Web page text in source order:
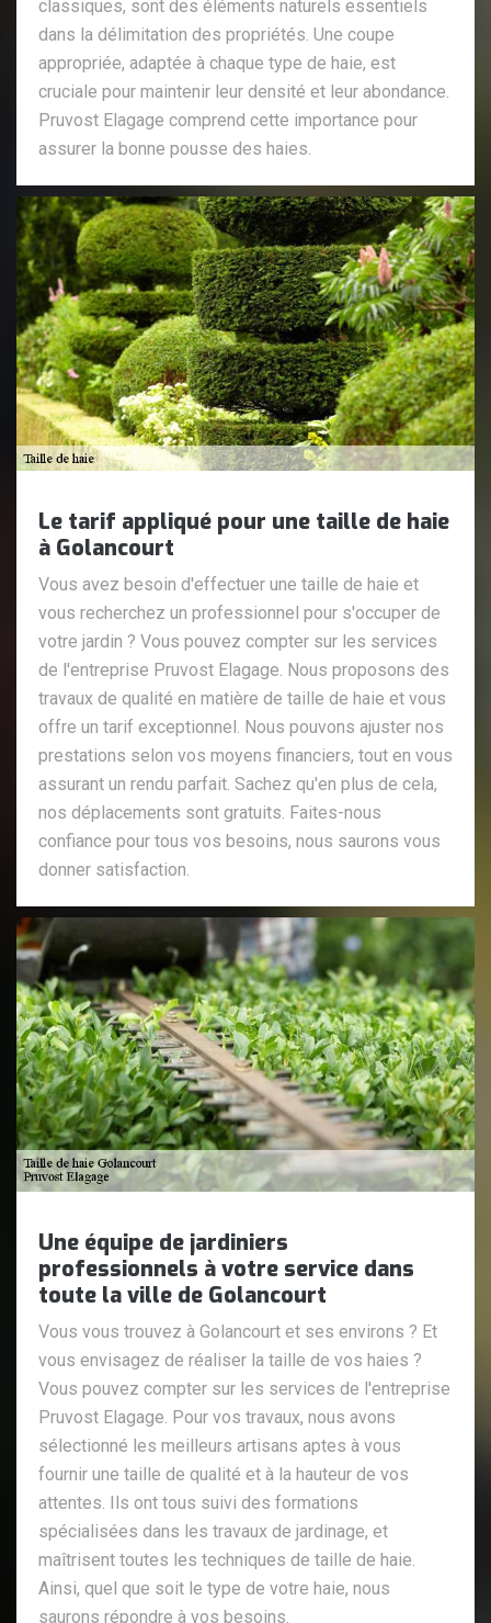
classiques, sont des éléments naturels essentiels
dans la délimitation des propriétés. Une coupe
appropriée, adaptée à chaque type de haie, est
cruciale pour maintenir leur densité et leur abondance.
Pruvost Elagage comprend cette importance pour
assurer la bonne pousse des haies.
Le tarif appliqué pour une taille de haie
à Golancourt
Vous avez besoin d'effectuer une taille de haie et
vous recherchez un professionnel pour s'occuper de
votre jardin ? Vous pouvez compter sur les services
de l'entreprise Pruvost Elagage. Nous proposons des
travaux de qualité en matière de taille de haie et vous
offre un tarif exceptionnel. Nous pouvons ajuster nos
prestations selon vos moyens financiers, tout en vous
assurant un rendu parfait. Sachez qu'en plus de cela,
nos déplacements sont gratuits. Faites-nous
confiance pour tous vos besoins, nous saurons vous
donner satisfaction.
Une équipe de jardiniers
professionnels à votre service dans
toute la ville de Golancourt
Vous vous trouvez à Golancourt et ses environs ? Et
vous envisagez de réaliser la taille de vos haies ?
Vous pouvez compter sur les services de l'entreprise
Pruvost Elagage. Pour vos travaux, nous avons
sélectionné les meilleurs artisans aptes à vous
fournir une taille de qualité et à la hauteur de vos
attentes. Ils ont tous suivi des formations
spécialisées dans les travaux de jardinage, et
maîtrisent toutes les techniques de taille de haie.
Ainsi, quel que soit le type de votre haie, nous
saurons répondre à vos besoins.